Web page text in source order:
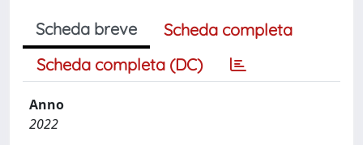
Scheda breve
Scheda completa
Scheda completa (DC)
Anno
2022